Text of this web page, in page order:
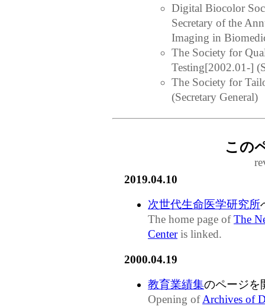
Digital Biocolor
Secretary of the
Imaging in
The Society for
Testing[2002.01-]
The Society for
(Secretary General)
この
2019.04.10
次世代生命医学研究所
The home page ofThe
Centeris linked.
2000.04.19
教育業績集のページを
Opening ofArchives of